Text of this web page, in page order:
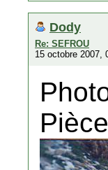
Dody
Re: SEFROU
15 octobre 2007,